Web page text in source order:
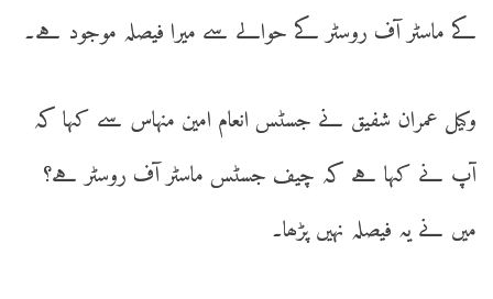
کے ماسٹر آف روسٹر کے حوالے سے میرا فیصلہ موجود ہے۔
وکیل عمران شفیق نے جسٹس انعام امین منہاس سے کہا کہ
آپ نے کہا ہے کہ چیف جسٹس ماسٹر آف روسٹر ہے؟
میں نے یہ فیصلہ نہیں پڑھا۔